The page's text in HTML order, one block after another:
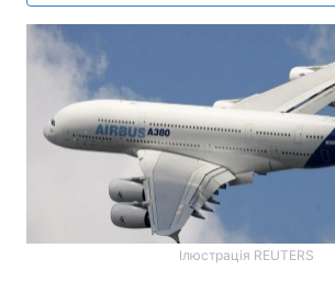
Ілюстрація REUTERS